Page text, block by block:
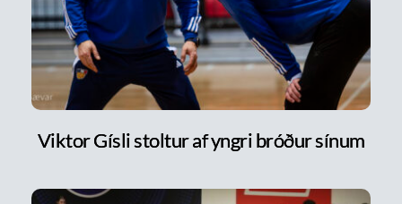
Viktor Gísli stoltur af yngri bróður sínum